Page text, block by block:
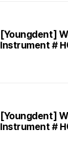
[Youngdent]
Instrument #
[Youngdent]
Instrument #